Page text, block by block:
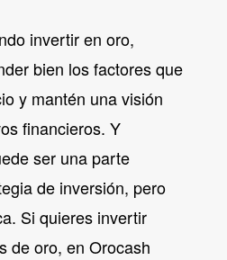
invertir en oro,
bien los factores que
y mantén una visión
financieros. Y
ser una parte
de inversión, pero
Si quieres invertir
de oro, en Orocash